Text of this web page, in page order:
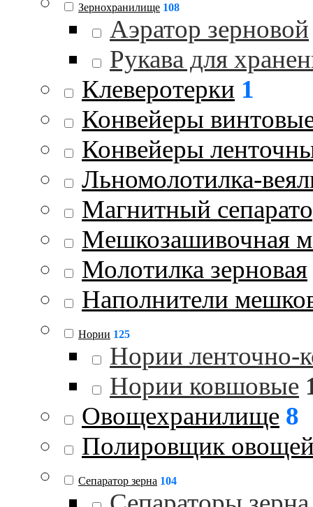
Зернохранилище 108
Аэратор зерновой
Рукава для
Клеверотерки 1
Конвейеры
Конвейеры
Льномолотилка-
Магнитный
Мешкозашивочная
Молотилка зерновая
Наполнители
Нории 125
Нории ленточно-
Нории ковшовые
Овощехранилище 8
Полировщик
Сепаратор зерна 104